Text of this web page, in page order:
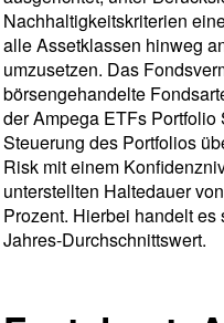
Nachhaltigkeitskriterien
alle Assetklassen hinweg
umzusetzen. Das
börsengehandelte
der Ampega ETFs
Steuerung des Portfolios
Risk mit einem
unterstellten Haltedauer
Prozent. Hierbei handelt
Jahres-Durchschnittswert.